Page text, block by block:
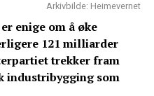
Arkivbilde: Heimevernet
enige om å øke
121 milliarder
trekker fram
industribygging som